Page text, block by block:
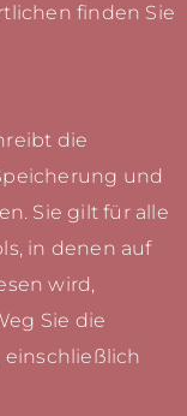
finden Sie
die
und
Sie gilt für alle
in denen auf
wird,
Sie die
einschließlich